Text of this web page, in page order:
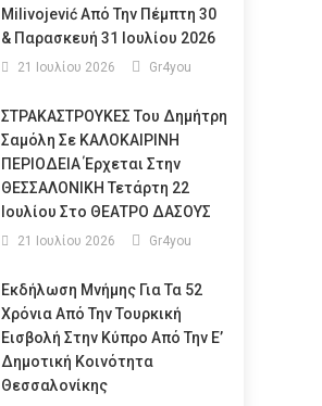
Milivojević Από Την Πέμπτη 30
& Παρασκευή 31 Ιουλίου 2026
21 Ιουλίου 2026 Gr4you
ΣΤΡΑΚΑΣΤΡΟΥΚΕΣ Του Δημήτρη
Σαμόλη Σε ΚΑΛΟΚΑΙΡΙΝΗ
ΠΕΡΙΟΔΕΙΑ Έρχεται Στην
ΘΕΣΣΑΛΟΝΙΚΗ Τετάρτη 22
Ιουλίου Στο ΘΕΑΤΡΟ ΔΑΣΟΥΣ
21 Ιουλίου 2026 Gr4you
Εκδήλωση Μνήμης Για Τα 52
Χρόνια Από Την Τουρκική
Εισβολή Στην Κύπρο Από Την Ε’
Δημοτική Κοινότητα
Θεσσαλονίκης